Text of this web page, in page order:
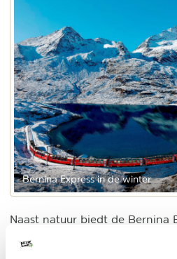
Bernina Express in de winter
Naast natuur biedt de Bernina
culturele
bijvoorbeeld een stop maken